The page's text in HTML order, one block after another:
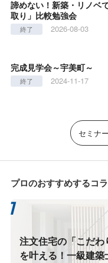
諦めない！新築・リノベ
取り」比較勉強会
終了 2026-08-03
完成見学会～宇美町～
終了 2024-11-17
セミナ
プロのおすすめするコ
注文住宅の「こだ
を叶える！一級建